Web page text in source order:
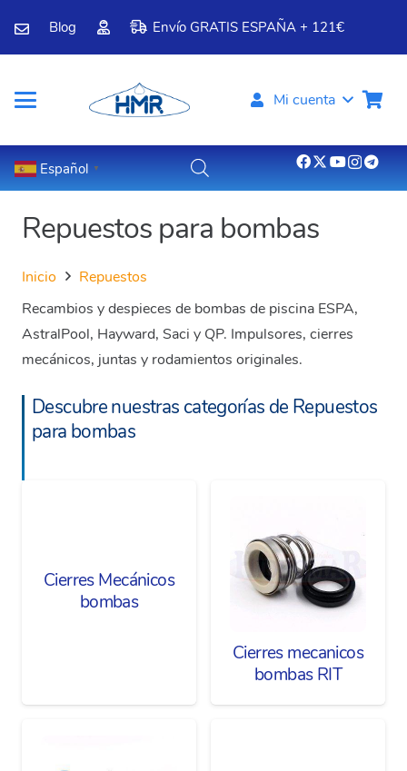
Blog Envío GRATIS ESPAÑA + 121€
Mi cuenta
Español ▼
Repuestos para bombas
Inicio
Repuestos
Recambios y despieces de bombas de piscina ESPA,
AstralPool, Hayward, Saci y QP. Impulsores, cierres
mecánicos, juntas y rodamientos originales.
Descubre nuestras categorías de Repuestos
para bombas
Cierres Mecánicos
bombas
Cierres mecanicos
bombas RIT